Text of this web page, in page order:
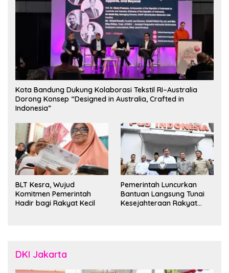
Kota Bandung Dukung Kolaborasi Tekstil RI–Australia
Dorong Konsep “Designed in Australia, Crafted in
Indonesia”
BLT Kesra, Wujud
Komitmen Pemerintah
Hadir bagi Rakyat Kecil
Pemerintah Luncurkan
Bantuan Langsung Tunai
Kesejahteraan Rakyat
DKI Jakarta